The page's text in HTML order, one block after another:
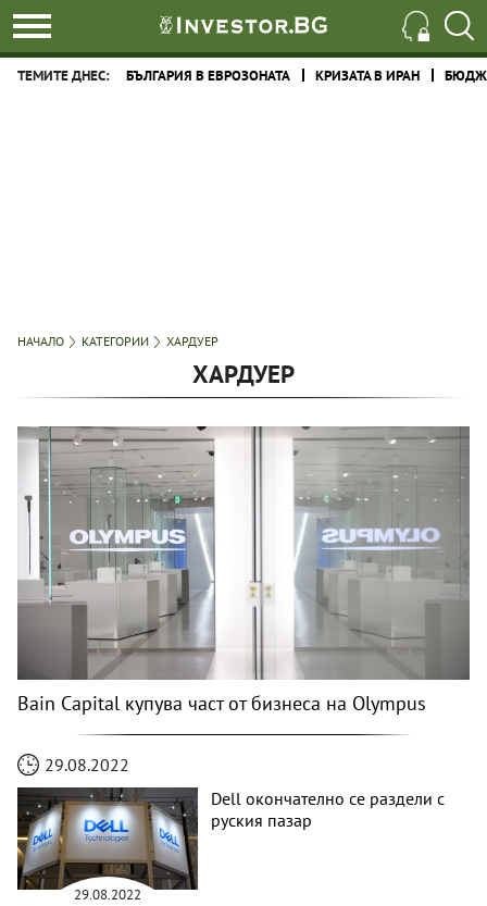
ТЕМИТЕ ДНЕС: БЪЛГАРИЯ В ЕВРОЗОНАТА КРИЗАТА В ИРАН
НАЧАЛО КАТЕГОРИИ ХАРДУЕР
ХАРДУЕР
Bain Capital купува част от бизнеса на Olympus
29.08.2022
29.08.2022
Dell окончателно се раздели с
руския пазар